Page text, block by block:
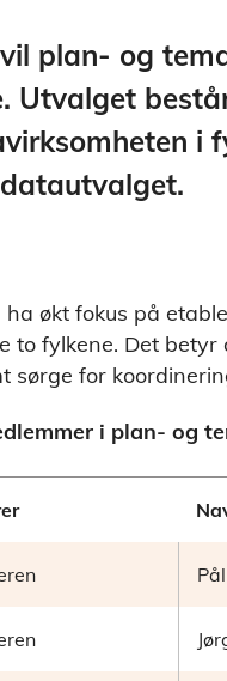
plan- og
Utvalget
i
ha økt fokus på
to fylkene. Det
sørge for
i plan- og